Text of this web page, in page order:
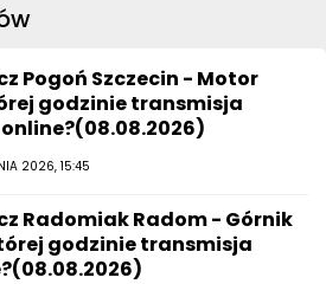
Pogoń Szczecin - Motor
godzinie transmisja
2026, 15:45
Radomiak Radom - Górnik
godzinie transmisja